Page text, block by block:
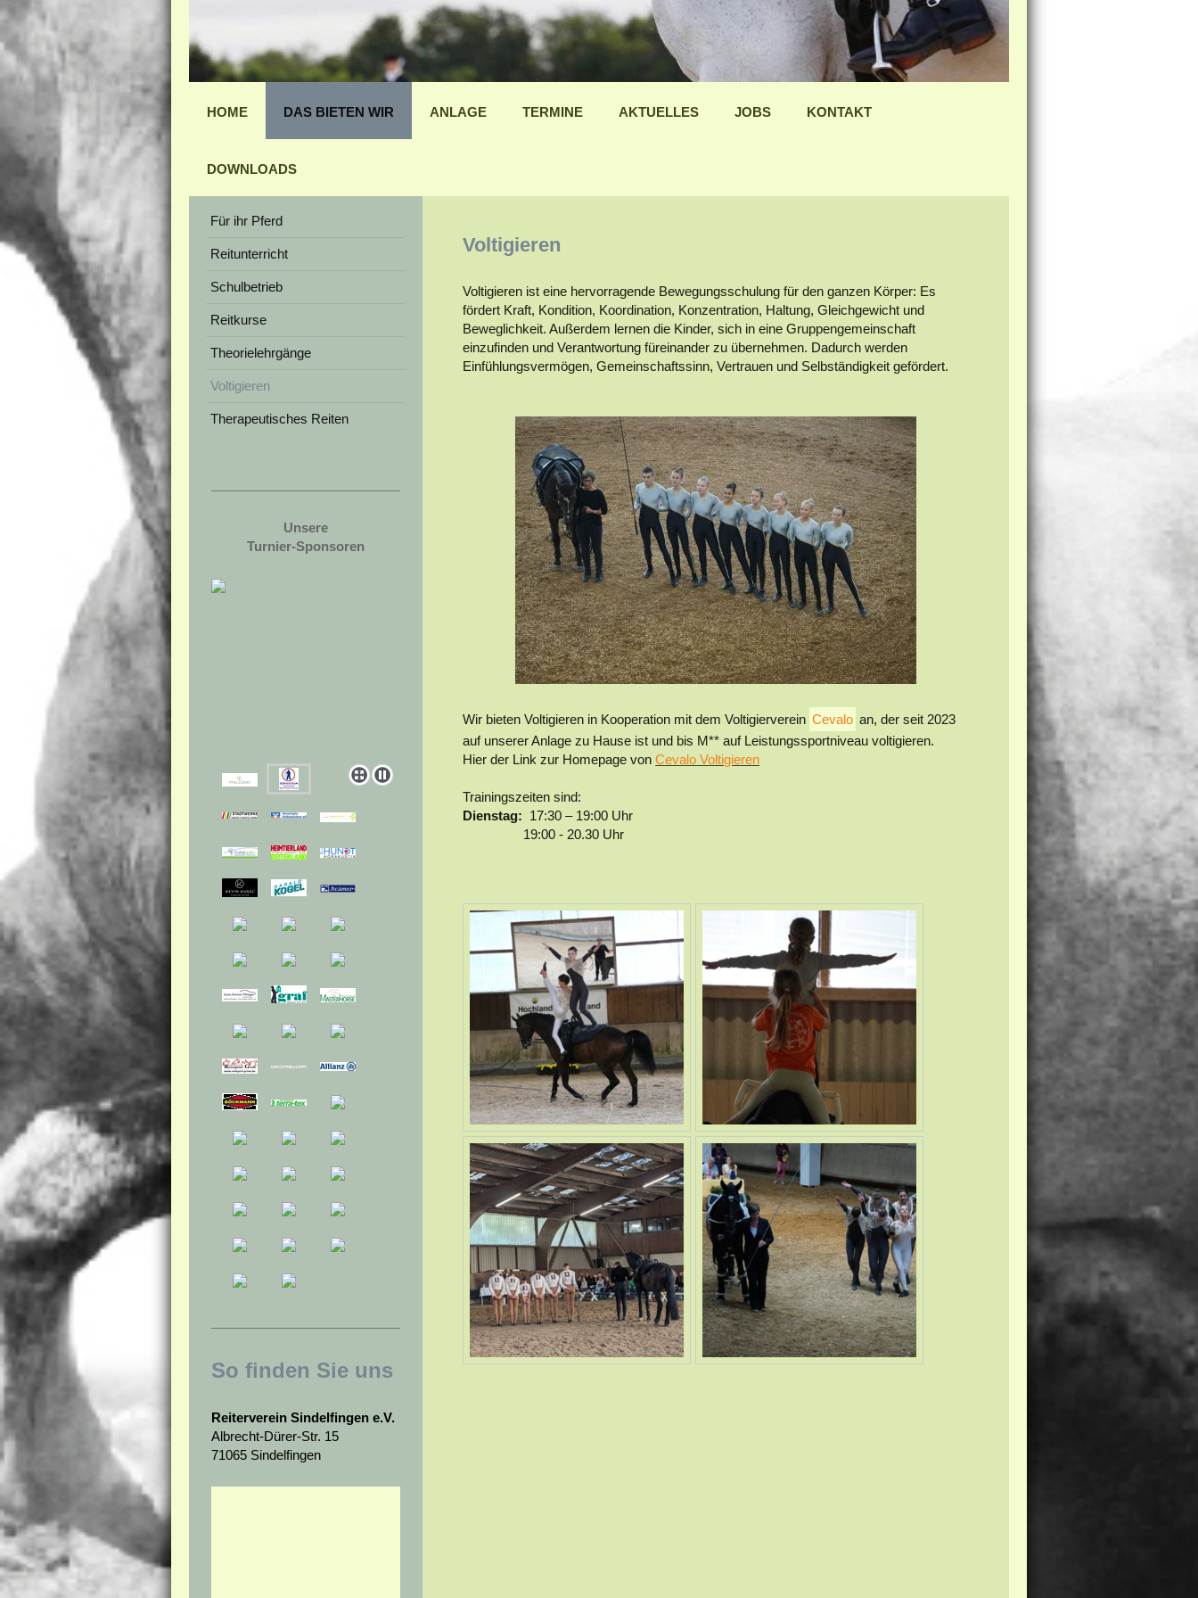
HOME DAS BIETEN WIR ANLAGE TERMINE AKTUELLES JOBS KONTAKT
DOWNLOADS
Voltigieren
Voltigieren ist eine hervorragende Bewegungsschulung für den ganzen Körper: Es
fördert Kraft, Kondition, Koordination, Konzentration, Haltung, Gleichgewicht und
Beweglichkeit. Außerdem lernen die Kinder, sich in eine Gruppengemeinschaft
einzufinden und Verantwortung füreinander zu übernehmen. Dadurch werden
Einfühlungsvermögen, Gemeinschaftssinn, Vertrauen und Selbständigkeit gefördert.
Wir bieten Voltigieren in Kooperation mit dem Voltigierverein Cevalo an, der seit 2023
auf unserer Anlage zu Hause ist und bis M** auf Leistungssportniveau voltigieren.
Hier der Link zur Homepage vonCevalo Voltigieren
Trainingszeiten sind:
Dienstag: 17:30 – 19:00 Uhr
19:00 - 20.30 Uhr
Für ihr Pferd
Reitunterricht
Schulbetrieb
Reitkurse
Theorielehrgänge
Voltigieren
Therapeutisches Reiten
Unsere
Turnier-Sponsoren
So finden Sie uns
Reiterverein Sindelfingen e.V.
Albrecht-Dürer-Str. 15
71065 Sindelfingen